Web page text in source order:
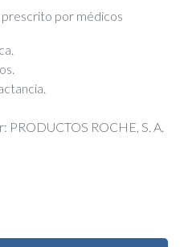
por médicos
ROCHE, S. A.